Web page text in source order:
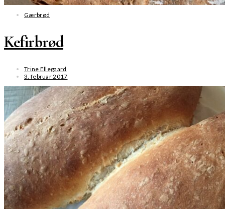
Gærbrød
Kefirbrød
Trine Ellegaard
3. februar 2017
SE MERE